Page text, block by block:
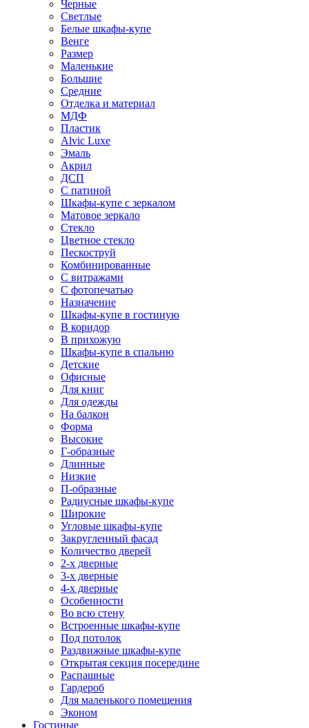
Черные
Светлые
Белые шкафы-купе
Венге
Размер
Маленькие
Большие
Средние
Отделка и материал
МДФ
Пластик
Alvic Luxe
Эмаль
Акрил
ДСП
С патиной
Шкафы-купе с зеркалом
Матовое зеркало
Стекло
Цветное стекло
Пескоструй
Комбинированные
С витражами
С фотопечатью
Назначение
Шкафы-купе в гостиную
В коридор
В прихожую
Шкафы-купе в спальню
Детские
Офисные
Для книг
Для одежды
На балкон
Форма
Высокие
Г-образные
Длинные
Низкие
П-образные
Радиусные шкафы-купе
Широкие
Угловые шкафы-купе
Закругленный фасад
Количество дверей
2-х дверные
3-х дверные
4-х дверные
Особенности
Во всю стену
Встроенные шкафы-купе
Под потолок
Раздвижные шкафы-купе
Открытая секция посередине
Распашные
Гардероб
Для маленького помещения
Эконом
Гостиные